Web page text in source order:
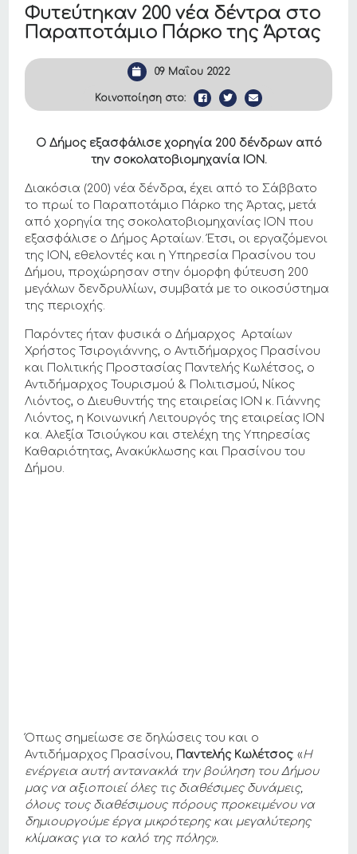
Φυτεύτηκαν 200 νέα δέντρα στο
Παραποτάμιο Πάρκο της Άρτας
09 Μαΐου 2022
Κοινοποίηση στο:
Ο Δήμος εξασφάλισε χορηγία 200 δένδρων από
την σοκολατοβιομηχανία ΙΟΝ.
Διακόσια (200) νέα δένδρα, έχει από το Σάββατο
το πρωί το Παραποτάμιο Πάρκο της Άρτας, μετά
από χορηγία της σοκολατοβιομηχανίας ΙΟΝ που
εξασφάλισε ο Δήμος Αρταίων. Έτσι, οι εργαζόμενοι
της ΙΟΝ, εθελοντές και η Υπηρεσία Πρασίνου του
Δήμου, προχώρησαν στην όμορφη φύτευση 200
μεγάλων δενδρυλλίων, συμβατά με το οικοσύστημα
της περιοχής.
Παρόντες ήταν φυσικά ο Δήμαρχος Αρταίων
Χρήστος Τσιρογιάννης, ο Αντιδήμαρχος Πρασίνου
και Πολιτικής Προστασίας Παντελής Κωλέτσος, ο
Αντιδήμαρχος Τουρισμού & Πολιτισμού, Νίκος
Λιόντος, ο Διευθυντής της εταιρείας ΙΟΝ κ. Γιάννης
Λιόντος, η Κοινωνική Λειτουργός της εταιρείας ΙΟΝ
κα. Aλεξία Τσιούγκου και στελέχη της Υπηρεσίας
Καθαριότητας, Ανακύκλωσης και Πρασίνου του
Δήμου.
Όπως σημείωσε σε δηλώσεις του και ο
Αντιδήμαρχος Πρασίνου, Παντελής Κωλέτσος: «Η
ενέργεια αυτή αντανακλά την βούληση του Δήμου
μας να αξιοποιεί όλες τις διαθέσιμες δυνάμεις,
όλους τους διαθέσιμους πόρους προκειμένου να
δημιουργούμε έργα μικρότερης και μεγαλύτερης
κλίμακας για το καλό της πόλης».